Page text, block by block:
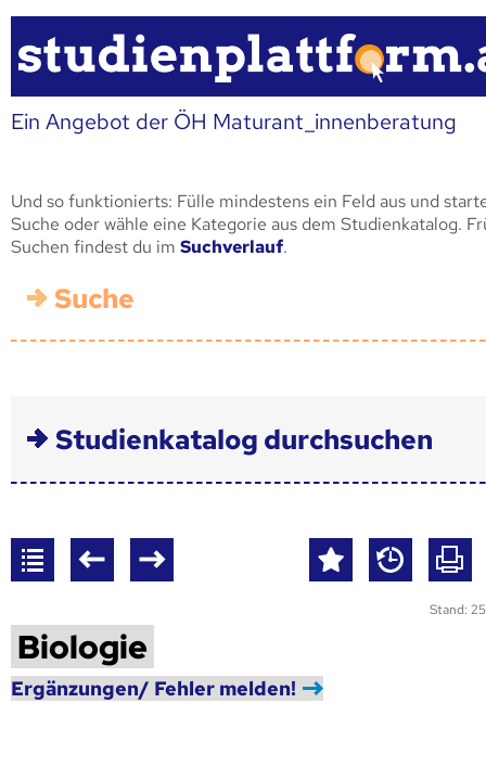
Ein Angebot der ÖH Maturant_innenberatung
Und so funktionierts: Fülle mindestens ein Feld aus und
Suche oder wähle eine Kategorie aus dem Studienkatalog.
Suchen findest du im Suchverlauf.
Suche
Studienkatalog durchsuchen
Stand:
Biologie
Ergänzungen/ Fehler melden!